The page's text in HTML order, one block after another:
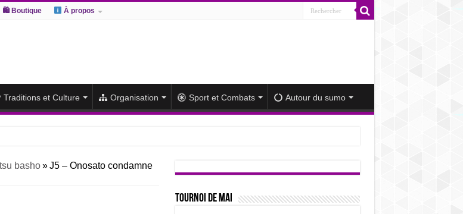
🛍 Boutique À propos
Traditions et Culture Organisation Sport et Combats Autour du sumo
la tête
sa série de victoires face à un Hoshoryu diminué
basho » J5 – Onosato condamne
Tournoi de mai